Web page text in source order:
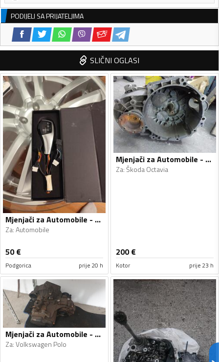
PODIJELI SA PRIJATELJIMA
SLIČNI OGLASI
Mjenjači za Automobile - Automobile - Univerzalno
Za:Automobile
50€
Podgorica prije 20 h
Mjenjači za Automobile - Škoda - Octavia - 2009
Za:Škoda Octavia
200€
Kotor prije 23 h
Mjenjači za Automobile - Volkswagen - Polo - 2010
Za:Volkswagen Polo